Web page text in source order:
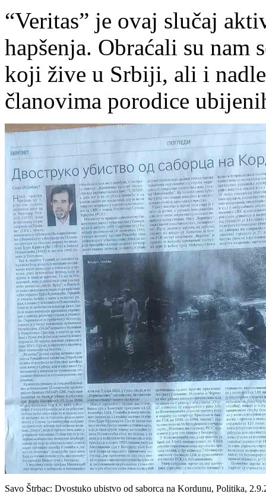
“Veritas” je ovaj slučaj
hapšenja. Obraćali su nam
koji žive u Srbiji, ali i
članovima porodice
Savo Štrbac: Dvostuko ubistvo od saborca na Kordunu, Politika,